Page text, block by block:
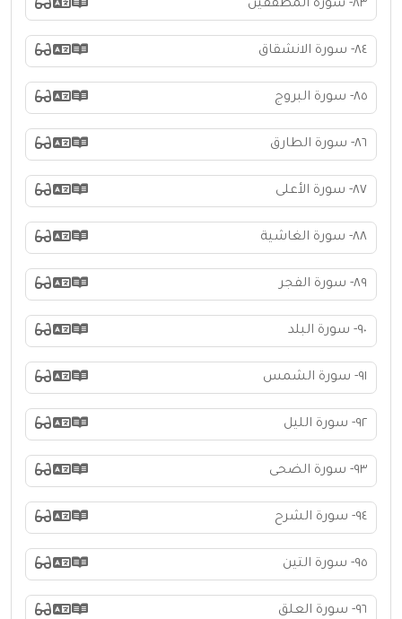
٨٣- سورة المطففين
٨٤- سورة الانشقاق
٨٥- سورة البروج
٨٦- سورة الطارق
٨٧- سورة الأعلى
٨٨- سورة الغاشية
٨٩- سورة الفجر
٩٠- سورة البلد
٩١- سورة الشمس
٩٢- سورة الليل
٩٣- سورة الضحى
٩٤- سورة الشرح
٩٥- سورة التين
٩٦- سورة العلق